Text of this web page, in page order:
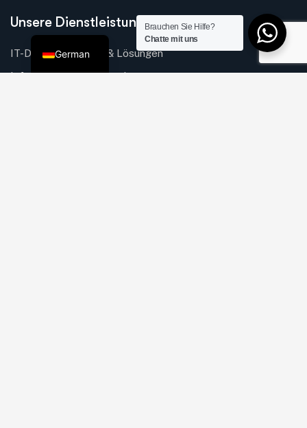
Unsere Dienstleistungen
IT-Dienstleistungen & Lösungen
Infrastruktur & Netzwerk
Brauchen Sie Hilfe?
Chatte mit uns
German